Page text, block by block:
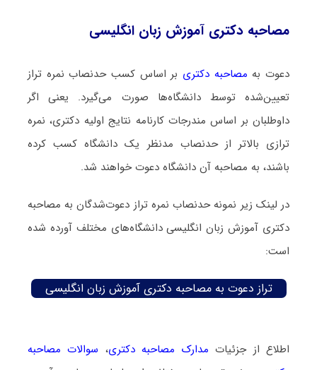
مصاحبه دکتری آموزش زبان انگلیسی
دعوت به مصاحبه دکتری بر اساس کسب حدنصاب نمره تراز
تعیین‌شده توسط دانشگاه‌ها صورت می‌گیرد. یعنی اگر
داوطلبان بر اساس مندرجات کارنامه نتایج اولیه دکتری، نمره
ترازی بالاتر از حدنصاب مدنظر یک دانشگاه کسب کرده
باشند، به مصاحبه آن دانشگاه دعوت خواهند شد.
در لینک زیر نمونه حدنصاب نمره تراز دعوت‌شدگان به مصاحبه
دکتری آموزش زبان انگلیسی دانشگاه‌های مختلف آورده شده
است:
تراز دعوت به مصاحبه دکتری آموزش زبان انگلیسی
اطلاع از جزئیات مدارک مصاحبه دکتری، سوالات مصاحبه